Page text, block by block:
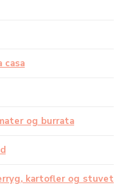
casa
og burrata
kartofler og stuvet